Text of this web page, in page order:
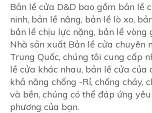
Bản lề cửa D&D bao gồm bản lề
ninh, bản lề nâng, bản lề lò xo,
bản lề chịu lực nặng, bản lề vòng
Nhà sản xuất Bản lề cửa chuyên
Trung Quốc, chúng tôi cung cấp
lề cửa khác nhau, bản lề cửa của
khả năng chống -Rỉ, chống cháy,
và bền, chúng có thể đáp ứng
phương của bạn.